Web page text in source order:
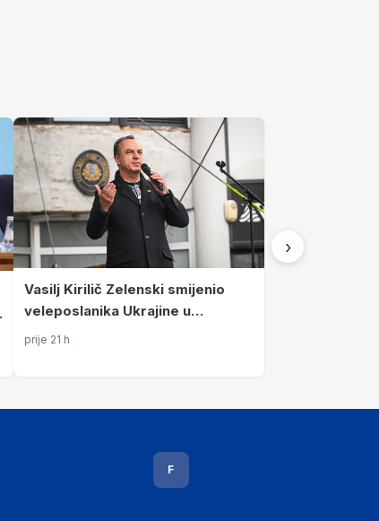
Vasilj Kirilič Zelenski smijenio
veleposlanika Ukrajine u
Hrvatskoj
prije 21 h
›
F